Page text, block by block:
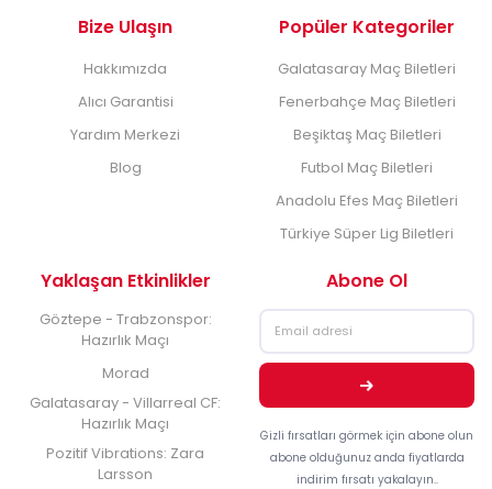
Bize Ulaşın
Hakkımızda
Alıcı Garantisi
Yardım Merkezi
Blog
Popüler Kategoriler
Galatasaray Maç Biletleri
Fenerbahçe Maç Biletleri
Beşiktaş Maç Biletleri
Futbol Maç Biletleri
Anadolu Efes Maç Biletleri
Türkiye Süper Lig Biletleri
Yaklaşan Etkinlikler
Göztepe - Trabzonspor:
Hazırlık Maçı
Morad
Galatasaray - Villarreal CF:
Hazırlık Maçı
Pozitif Vibrations: Zara
Larsson
Abone Ol
Gizli fırsatları görmek için abone olun
abone olduğunuz anda fiyatlarda
indirim fırsatı yakalayın..